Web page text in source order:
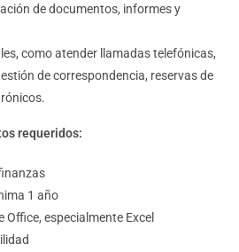
de documentos, informes y
como atender llamadas telefónicas,
de correspondencia, reservas de
requeridos:
1 año
Office, especialmente Excel